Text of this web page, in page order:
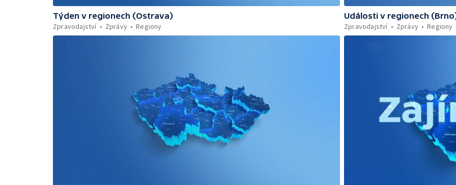
Týden v regionech (Ostrava)
Zpravodajství
Zprávy Regiony
Události v regionech
Zpravodajství
Zprávy Regiony